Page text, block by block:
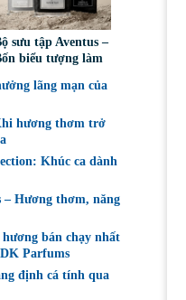
sưu tập Aventus –
biểu tượng làm
lãng mạn của
hương thơm trở
Khúc ca dành
Hương thơm, năng
bán chạy nhất
Parfums
định cá tính qua